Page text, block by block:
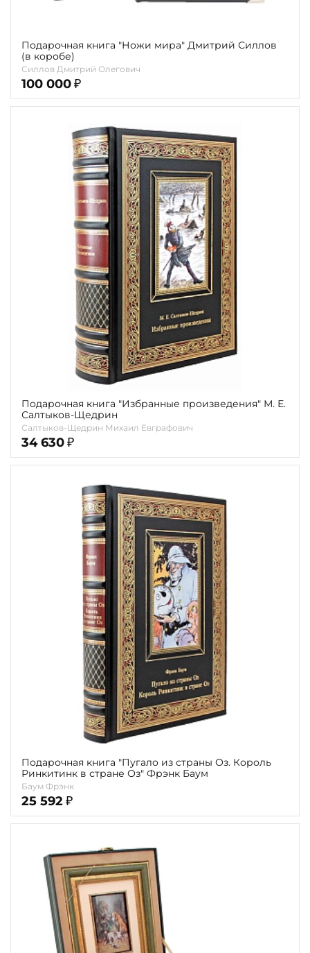
Подарочная книга "Ножи мира" Дмитрий Силлов
(в коробе)
Силлов Дмитрий Олегович
100 000 ₽
Подарочная книга "Избранные произведения" М. Е.
Салтыков-Щедрин
Салтыков-Щедрин Михаил Евграфович
34 630 ₽
Подарочная книга "Пугало из страны Оз. Король
Ринкитинк в стране Оз" Фрэнк Баум
Баум Фрэнк
25 592 ₽